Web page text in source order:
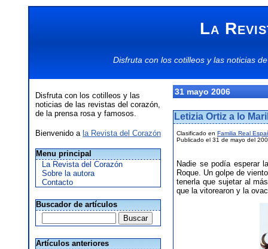
La
Disfruta con los cotilleosy las noticias
Disfruta con los cotilleos y las
noticias de las revistas del corazón,
de la prensa rosa y famosos.
Bienvenido a la Revista del Corazón
Menu principal
La Revista del Corazón
Sobre la autora
Contacto
Buscador de artículos
Artículos anteriores
31 mayo 2006
Letizia Ortiz a lo
Clasificado en Familia Real
Publicado el 31 de mayo del
Nadie se podía esperar
Roque. Un golpe de
tenerla que sujetar al
que la vitorearon y la